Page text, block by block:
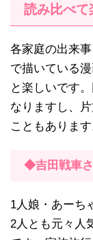
読み比べて
各家庭の出来
で描いている
と楽しいです
なりますし、
こともあります
◆吉田戦車
1人娘・あーち
2人とも元々人